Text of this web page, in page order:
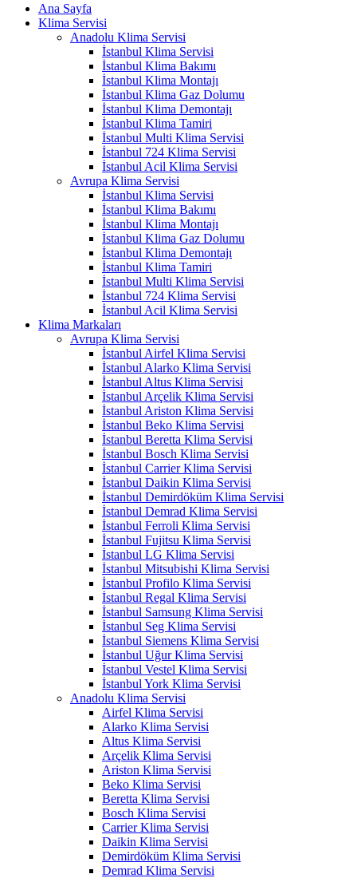
Ana Sayfa
Klima Servisi
Anadolu Klima Servisi
İstanbul Klima Servisi
İstanbul Klima Bakımı
İstanbul Klima Montajı
İstanbul Klima Gaz Dolumu
İstanbul Klima Demontajı
İstanbul Klima Tamiri
İstanbul Multi Klima Servisi
İstanbul 724 Klima Servisi
İstanbul Acil Klima Servisi
Avrupa Klima Servisi
İstanbul Klima Servisi
İstanbul Klima Bakımı
İstanbul Klima Montajı
İstanbul Klima Gaz Dolumu
İstanbul Klima Demontajı
İstanbul Klima Tamiri
İstanbul Multi Klima Servisi
İstanbul 724 Klima Servisi
İstanbul Acil Klima Servisi
Klima Markaları
Avrupa Klima Servisi
İstanbul Airfel Klima Servisi
İstanbul Alarko Klima Servisi
İstanbul Altus Klima Servisi
İstanbul Arçelik Klima Servisi
İstanbul Ariston Klima Servisi
İstanbul Beko Klima Servisi
İstanbul Beretta Klima Servisi
İstanbul Bosch Klima Servisi
İstanbul Carrier Klima Servisi
İstanbul Daikin Klima Servisi
İstanbul Demirdöküm Klima Servisi
İstanbul Demrad Klima Servisi
İstanbul Ferroli Klima Servisi
İstanbul Fujitsu Klima Servisi
İstanbul LG Klima Servisi
İstanbul Mitsubishi Klima Servisi
İstanbul Profilo Klima Servisi
İstanbul Regal Klima Servisi
İstanbul Samsung Klima Servisi
İstanbul Seg Klima Servisi
İstanbul Siemens Klima Servisi
İstanbul Uğur Klima Servisi
İstanbul Vestel Klima Servisi
İstanbul York Klima Servisi
Anadolu Klima Servisi
Airfel Klima Servisi
Alarko Klima Servisi
Altus Klima Servisi
Arçelik Klima Servisi
Ariston Klima Servisi
Beko Klima Servisi
Beretta Klima Servisi
Bosch Klima Servisi
Carrier Klima Servisi
Daikin Klima Servisi
Demirdöküm Klima Servisi
Demrad Klima Servisi